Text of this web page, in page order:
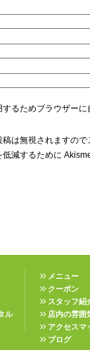
るためブラウザー
は無視されますので
減するために
ル
メニュー
クーポン
スタッフ紹
店内の雰囲
アクセスマ
ブログ